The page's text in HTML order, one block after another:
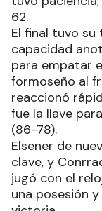
62.
El final tuvo su
capacidad
para empatar
formoseño al
reaccionó
fue la llave
(86-78).
Elsener de
clave, y
jugó con el
una posesión